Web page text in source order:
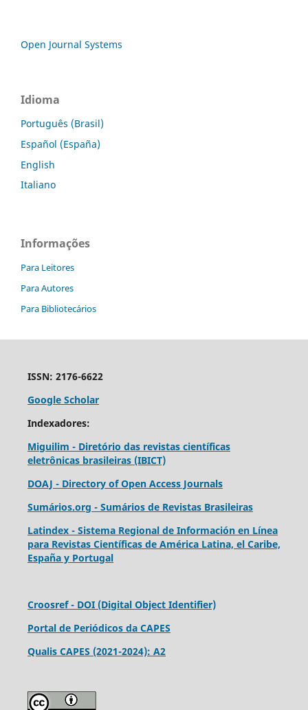
Open Journal Systems
Idioma
Português (Brasil)
Español (España)
English
Italiano
Informações
Para Leitores
Para Autores
Para Bibliotecários
ISSN: 2176-6622
Google Scholar
Indexadores:
Miguilim - Diretório das revistas científicas
eletrônicas brasileiras (IBICT)
DOAJ - Directory of Open Access Journals
Sumários.org - Sumários de Revistas Brasileiras
Latindex - Sistema Regional de Información en Línea
para Revistas Científicas de América Latina, el Caribe,
España y Portugal
Croosref - DOI (Digital Object Identifier)
Portal de Periódicos da CAPES
Qualis CAPES (2021-2024): A2